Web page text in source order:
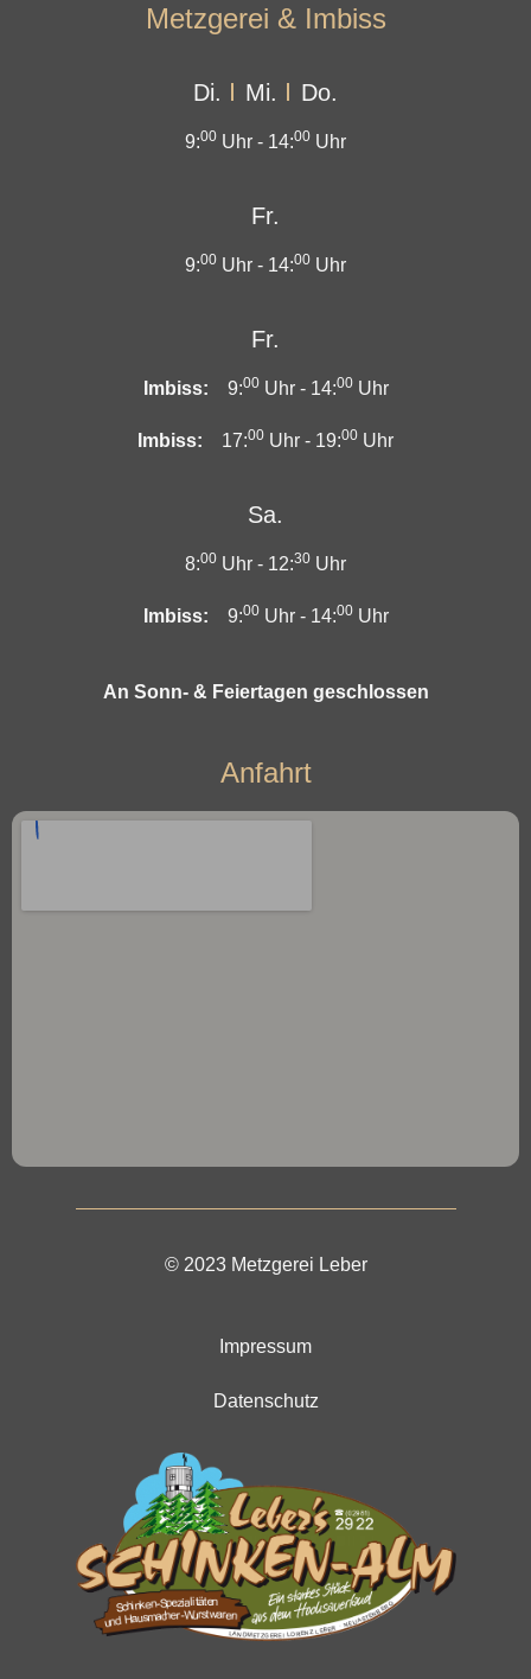
Metzgerei & Imbiss
Di. Mi. Do.
9:00 Uhr - 14:00 Uhr
Fr.
9:00 Uhr - 14:00 Uhr
Fr.
Imbiss: 9:00Uhr - 14:00Uhr
Imbiss: 17:00 Uhr - 19:00 Uhr
Sa.
8:00 Uhr - 12:30 Uhr
Imbiss: 9:00Uhr - 14:00Uhr
An Sonn- & Feiertagen geschlossen
Anfahrt
© 2023 Metzgerei Leber
Impressum
Datenschutz